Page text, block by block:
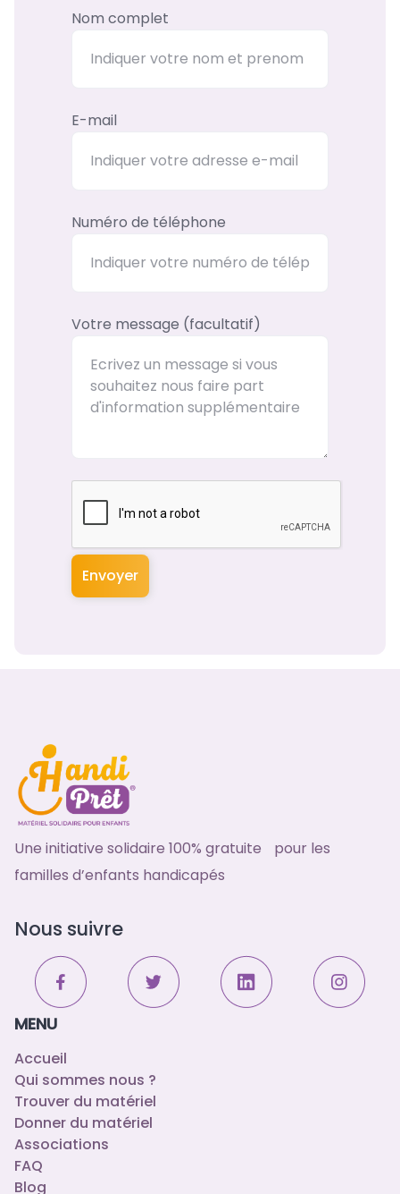
Nom complet
E-mail
Numéro de téléphone
Votre message (facultatif)
Envoyer
Une initiative solidaire 100% gratuite pour les
familles d’enfants handicapés
Nous suivre
MENU
Accueil
Qui sommes nous ?
Trouver du matériel
Donner du matériel
Associations
FAQ
Blog